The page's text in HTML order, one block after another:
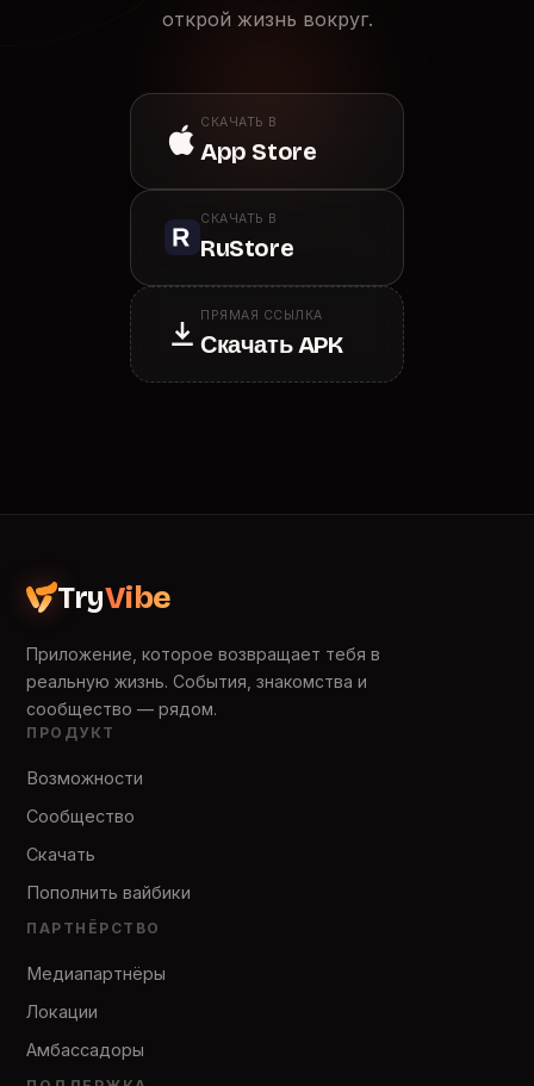
открой жизнь вокруг.
СКАЧАТЬ В
App Store
СКАЧАТЬ В
RuStore
ПРЯМАЯ ССЫЛКА
Скачать APK
TryVibe
Приложение, которое возвращает тебя в
реальную жизнь. События, знакомства и
сообщество — рядом.
ПРОДУКТ
Возможности
Сообщество
Скачать
Пополнить вайбики
ПАРТНЁРСТВО
Медиапартнёры
Локации
Амбассадоры